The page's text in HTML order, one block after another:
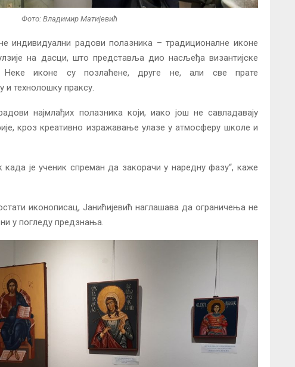
Фото: Владимир Матијевић
индивидуални радови полазника – традиционалне иконе
на дасци, што представља дио насљеђа византијске
Неке иконе су позлаћене, друге не, али све прате
и технолошку праксу.
најмлађих полазника који, иако још не савладавају
кроз креативно изражавање улазе у атмосферу школе и
када је ученик спреман да закорачи у наредну фазу“, каже
иконописац, Јанићијевић наглашава да ограничења не
у погледу предзнања.